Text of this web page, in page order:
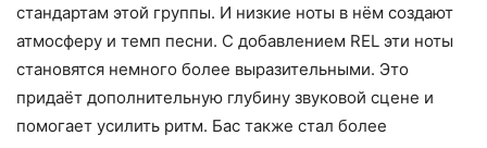
стандартам этой группы. И низкие ноты в нём создают
атмосферу и темп песни. С добавлением REL эти ноты
становятся немного более выразительными. Это
придаёт дополнительную глубину звуковой сцене и
помогает усилить ритм. Бас также стал более